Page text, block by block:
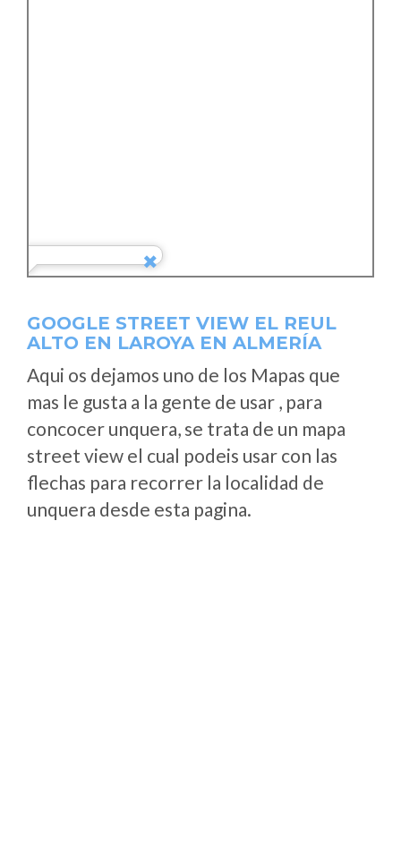
GOOGLE STREET VIEW EL REUL
ALTO EN LAROYA EN ALMERÍA
Aqui os dejamos uno de los Mapas que
mas le gusta a la gente de usar , para
concocer unquera, se trata de un mapa
street view el cual podeis usar con las
flechas para recorrer la localidad de
unquera desde esta pagina.